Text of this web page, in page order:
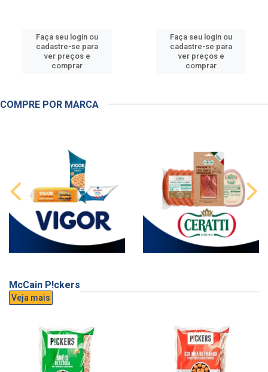
Faça seu login ou
cadastre-se para
ver preços e
comprar
Faça seu login ou
cadastre-se para
ver preços e
comprar
COMPRE POR MARCA
McCain P!ckers
Veja mais